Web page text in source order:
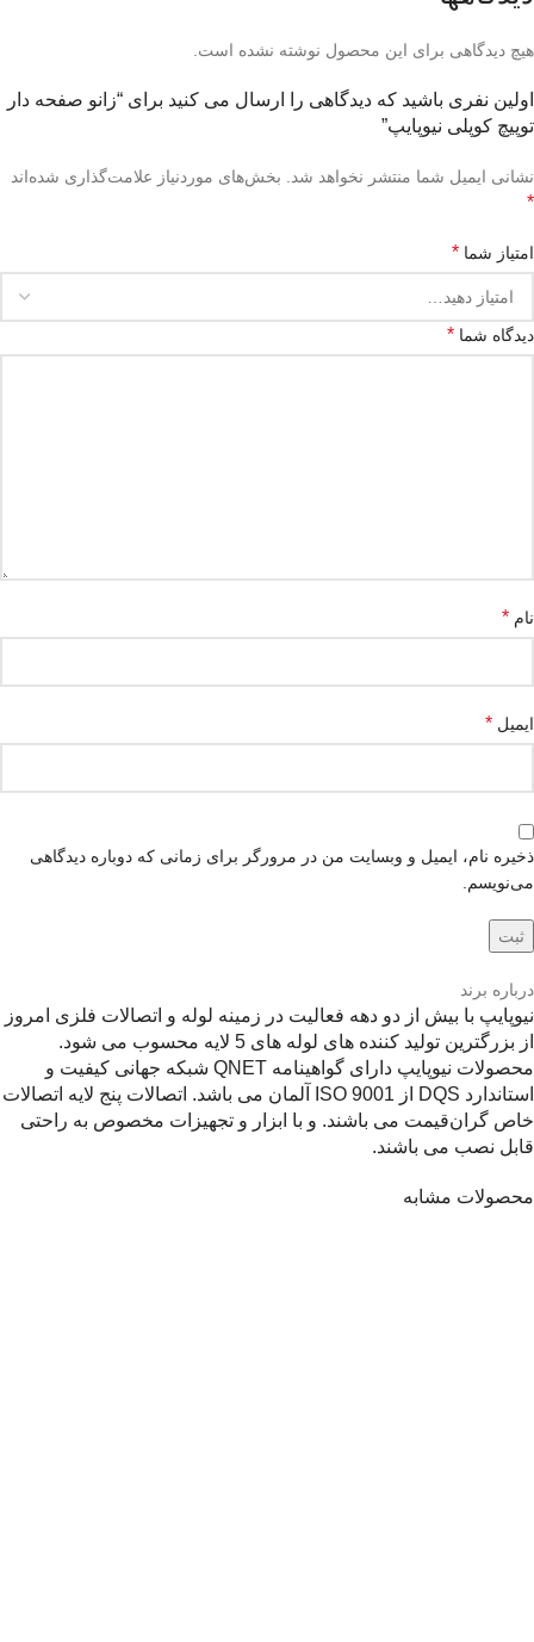
هیچ دیدگاهی برای این محصول نوشته نشده است.
اولین نفری باشید که دیدگاهی را ارسال می کنید برای “زانو صفحه دار
توپیچ کوپلی نیوپایپ”
نشانی ایمیل شما منتشر نخواهد شد. بخش‌های موردنیاز علامت‌گذاری شده‌اند
*
امتیاز شما *
دیدگاه شما *
نام *
ایمیل *
ذخیره نام، ایمیل و وبسایت من در مرورگر برای زمانی که دوباره دیدگاهی
می‌نویسم.
درباره برند
نیوپایپ با بیش از دو دهه فعالیت در زمینه لوله و اتصالات فلزی امروز
از بزرگترین تولید کننده های لوله های 5 لایه محسوب می شود.
محصولات نیوپایپ دارای گواهینامه QNET شبکه جهانی کیفیت و
استاندارد DQS از ISO 9001 آلمان می باشد. اتصالات پنج لایه اتصالات
خاص گران‌قیمت می باشند. و با ابزار و تجهیزات مخصوص به راحتی
قابل نصب می باشند.
محصولات مشابه